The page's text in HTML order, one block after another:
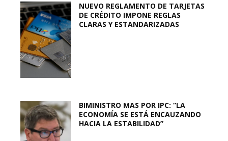
NUEVO REGLAMENTO DE TARJETAS
DE CRÉDITO IMPONE REGLAS
CLARAS Y ESTANDARIZADAS
BIMINISTRO MAS POR IPC: “LA
ECONOMÍA SE ESTÁ ENCAUZANDO
HACIA LA ESTABILIDAD”